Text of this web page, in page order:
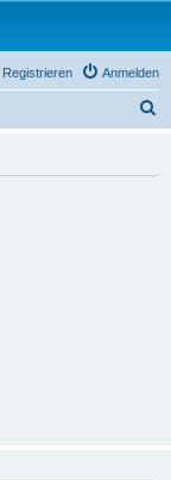
Anmelden
Registrieren